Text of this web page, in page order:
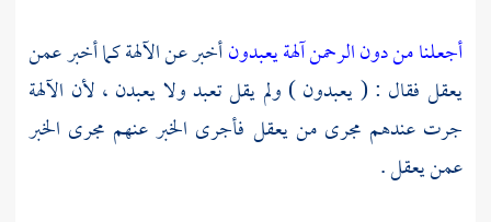
أجعلنا من دون الرحمن آلهة يعبدونأخبر عن الآلهة كما أخبر عمن
يعقل فقال : ( يعبدون ) ولم يقل تعبد ولا يعبدن ، لأن الآلهة
جرت عندهم مجرى من يعقل فأجرى الخبر عنهم مجرى الخبر
عمن يعقل .